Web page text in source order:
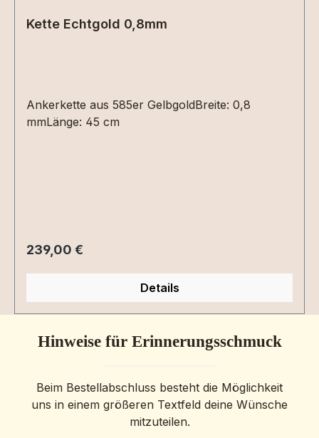
Kette Echtgold 0,8mm
Ankerkette aus 585er GelbgoldBreite: 0,8
mmLänge: 45 cm
Regulärer Preis:
239,00 €
Details
Hinweise für Erinnerungsschmuck
Beim Bestellabschluss besteht die Möglichkeit
uns in einem größeren Textfeld deine Wünsche
mitzuteilen.